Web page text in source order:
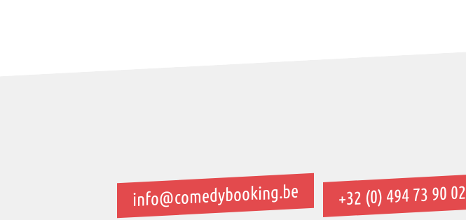
info@comedybooking.be +32 (0) 494 73 90 02